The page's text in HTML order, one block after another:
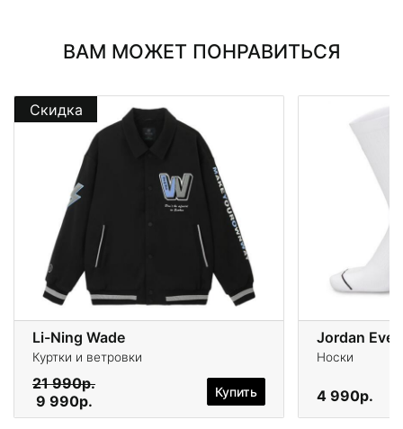
ВАМ МОЖЕТ ПОНРАВИТЬСЯ
Скидка
Li-Ning Wade
Куртки и ветровки
21 990р.
9 990р.
Купить
Jordan
Носки
4 990р.